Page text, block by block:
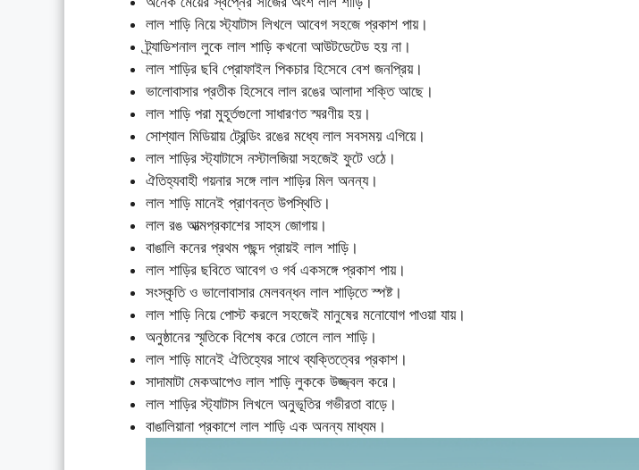
লাল শাড়ি নিয়ে স্ট্যাটাস লিখলে আবেগ সহজে প্রকাশ পায়।
ট্র্যাডিশনাল লুকে লাল শাড়ি কখনো আউটডেটেড হয় না।
লাল শাড়ির ছবি প্রোফাইল পিকচার হিসেবে বেশ জনপ্রিয়।
ভালোবাসার প্রতীক হিসেবে লাল রঙের আলাদা শক্তি আছে।
লাল শাড়ি পরা মুহূর্তগুলো সাধারণত স্মরণীয় হয়।
সোশ্যাল মিডিয়ায় ট্রেন্ডিং রঙের মধ্যে লাল সবসময় এগিয়ে।
লাল শাড়ির স্ট্যাটাসে নস্টালজিয়া সহজেই ফুটে ওঠে।
ঐতিহ্যবাহী গয়নার সঙ্গে লাল শাড়ির মিল অনন্য।
লাল শাড়ি মানেই প্রাণবন্ত উপস্থিতি।
লাল রঙ আত্মপ্রকাশের সাহস জোগায়।
বাঙালি কনের প্রথম পছন্দ প্রায়ই লাল শাড়ি।
লাল শাড়ির ছবিতে আবেগ ও গর্ব একসঙ্গে প্রকাশ পায়।
সংস্কৃতি ও ভালোবাসার মেলবন্ধন লাল শাড়িতে স্পষ্ট।
লাল শাড়ি নিয়ে পোস্ট করলে সহজেই মানুষের মনোযোগ পাওয়া যায়।
অনুষ্ঠানের স্মৃতিকে বিশেষ করে তোলে লাল শাড়ি।
লাল শাড়ি মানেই ঐতিহ্যের সাথে ব্যক্তিত্বের প্রকাশ।
সাদামাটা মেকআপেও লাল শাড়ি লুককে উজ্জ্বল করে।
লাল শাড়ির স্ট্যাটাস লিখলে অনুভূতির গভীরতা বাড়ে।
বাঙালিয়ানা প্রকাশে লাল শাড়ি এক অনন্য মাধ্যম।